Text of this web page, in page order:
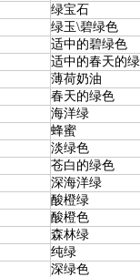
绿宝石
绿玉\碧绿色
适中的碧绿色
适中的春天的
薄荷奶油
春天的绿色
海洋绿
蜂蜜
淡绿色
苍白的绿色
深海洋绿
酸橙绿
酸橙色
森林绿
纯绿
深绿色